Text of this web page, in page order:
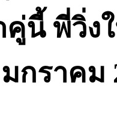
คู่นี้ พี่วิ่
กราคม